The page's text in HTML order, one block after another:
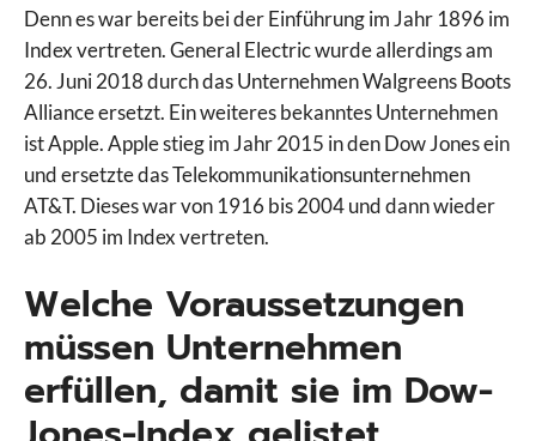
Denn es war bereits bei der Einführung im Jahr 1896 im
Index vertreten. General Electric wurde allerdings am
26. Juni 2018 durch das Unternehmen Walgreens Boots
Alliance ersetzt. Ein weiteres bekanntes Unternehmen
ist Apple. Apple stieg im Jahr 2015 in den Dow Jones ein
und ersetzte das Telekommunikationsunternehmen
AT&T. Dieses war von 1916 bis 2004 und dann wieder
ab 2005 im Index vertreten.
Welche Voraussetzungen
müssen Unternehmen
erfüllen, damit sie im Dow-